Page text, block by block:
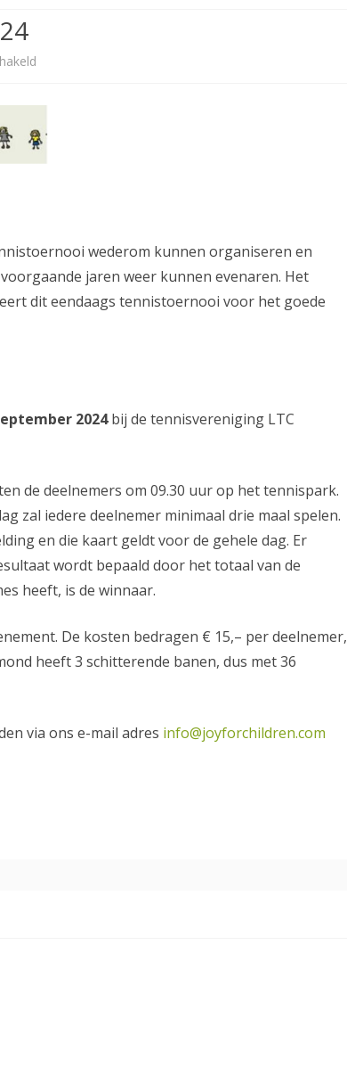
STELLEN ZICH
Children
wederom kunnen organiseren en
jaren weer kunnen evenaren. Het
dit eendaags tennistoernooi voor het goede
2024bij de tennisvereniging LTC
de deelnemers om 09.30 uur op het tennispark.
zal iedere deelnemer minimaal drie maal spelen.
en die kaart geldt voor de gehele dag. Er
wordt bepaald door het totaal van de
heeft, is de winnaar.
De kosten bedragen € 15,– per deelnemer,
heeft 3 schitterende banen, dus met 36
via ons e-mail adres info@joyforchildren.com